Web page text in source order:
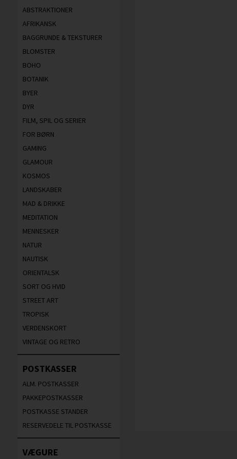
ABSTRAKTIONER
AFRIKANSK
BAGGRUNDE & TEKSTURER
BLOMSTER
BOHO
BOTANIK
BYER
DYR
FILM, SPIL OG SERIER
FOR BØRN
GAMING
GLAMOUR
KOSMOS
LANDSKABER
MAD & DRIKKE
MEDITATION
MENNESKER
NATUR
NAUTISK
ORIENTALSK
SORT OG HVID
STREET ART
TROPISK
VERDENSKORT
VINTAGE OG RETRO
POSTKASSER
ALM. POSTKASSER
PAKKEPOSTKASSER
POSTKASSE STANDER
RESERVEDELE TIL POSTKASSE
VÆGURE